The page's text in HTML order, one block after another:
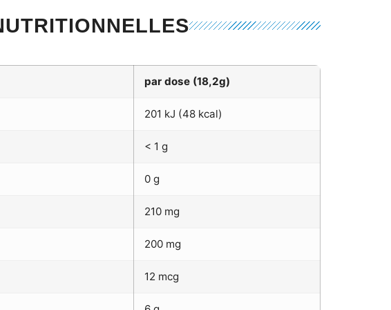
par dose (18,2g)
201 kJ (48 kcal)
< 1 g
0 g
210 mg
200 mg
12 mcg